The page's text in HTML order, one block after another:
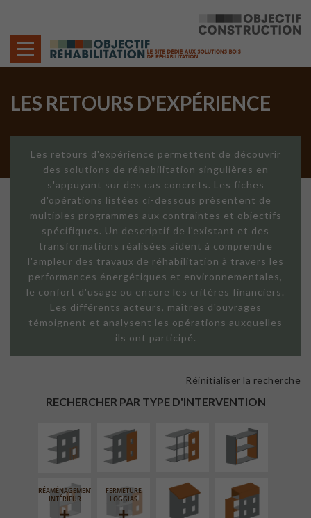
LES RETOURS D'EXPÉRIENCE
Les retours d'expérience permettent de découvrir
des solutions de réhabilitation singulières en
s'appuyant sur des cas concrets. Les fiches
d'opérations listées ci-dessous présentent de
multiples programmes aux contraintes et objectifs
spécifiques. Un descriptif de l'existant et des
transformations réalisées aident à comprendre
l'ampleur des travaux de réhabilitation à travers les
performances énergétiques et environnementales,
le confort d'usage ou encore les critères financiers.
Les différents acteurs, maîtres d'ouvrages
témoignent et analysent les opérations auxquelles
ils ont participé.
RECHERCHER PAR TYPE D'INTERVENTION
Réinitialiser la recherche
EXTÉRIEURE
FAÇADE SUR
LINÉAIRE
ISOLATION
INTÉRIEURE
RÉAMÉNAGEMENT
INTÉRIEUR
FERMETURE
LOGGIAS
RÉFECTION DES
TOITURES
SURÉLÉVATION
EXTENSION
AMÉNAGEMENT
EXTÉRIEUR
PROCÉDÉ
PARTICULIER